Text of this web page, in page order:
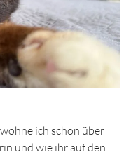
ich schon über
und wie ihr auf den